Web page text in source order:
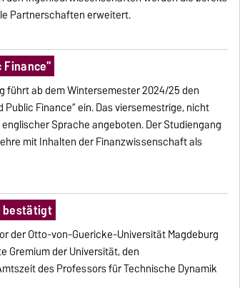
Partnerschaften erweitert.
führt ab dem Wintersemester 2024/25 den
Finance“ ein. Das viersemestrige, nicht
Sprache angeboten. Der Studiengang
mit Inhalten der Finanzwissenschaft als
bestätigt
der Otto-von-Guericke-Universität Magdeburg
Gremium der Universität, den
des Professors für Technische Dynamik